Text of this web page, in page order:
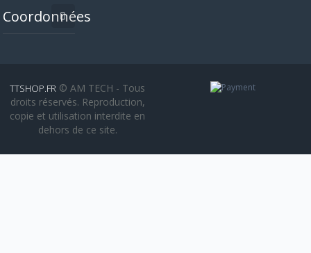
Coordonnées
TTSHOP.FR © AM TECH - Tous
droits réservés. Reproduction,
copie et utilisation interdite en
dehors de ce site.